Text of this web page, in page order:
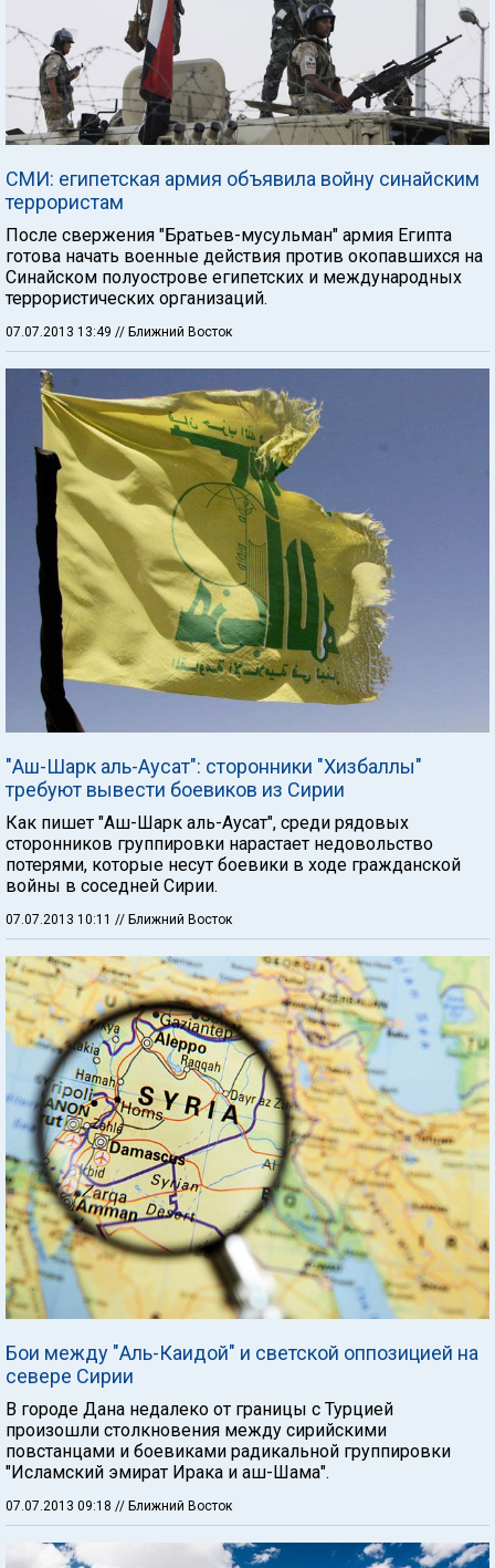
СМИ: египетская армия объявила войну синайским
террористам
После свержения "Братьев-мусульман" армия Египта
готова начать военные действия против окопавшихся на
Синайском полуострове египетских и международных
террористических организаций.
07.07.2013 13:49 // Ближний Восток
"Аш-Шарк аль-Аусат": сторонники "Хизбаллы"
требуют вывести боевиков из Сирии
Как пишет "Аш-Шарк аль-Аусат", среди рядовых
сторонников группировки нарастает недовольство
потерями, которые несут боевики в ходе гражданской
войны в соседней Сирии.
07.07.2013 10:11 // Ближний Восток
Бои между "Аль-Каидой" и светской оппозицией на
севере Сирии
В городе Дана недалеко от границы с Турцией
произошли столкновения между сирийскими
повстанцами и боевиками радикальной группировки
"Исламский эмират Ирака и аш-Шама".
07.07.2013 09:18 // Ближний Восток